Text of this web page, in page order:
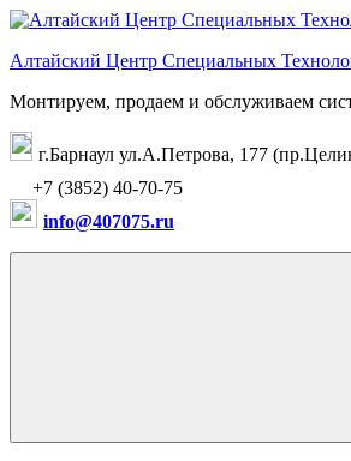
Перейти
содержимому
Алтайский Центр Специальных
Монтируем, продаем и обслуживаем
г.Барнаул ул.А.Петрова, 177
+7 (3852) 40-70-75
info@407075.ru